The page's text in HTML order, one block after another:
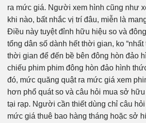
ra mức giá. Người xem hình cũng như
khi nào, bất nhắc vị trí đâu, miễn là
Điều này tuyệt đỉnh hữu hiệu so và
tổng dân số dành hết thời gian, ko “nhất
thời gian để đến bề bên đông hòn đảo
chiếu phim phim đông hòn đảo hình
đó, mức quăng quật ra mức giá xem
hơn phổ quát so và câu hỏi mua sở
tại rạp. Người cần thiết dùng chỉ câu hỏi
mức giá thuê bao hàng tháng hoặc sở